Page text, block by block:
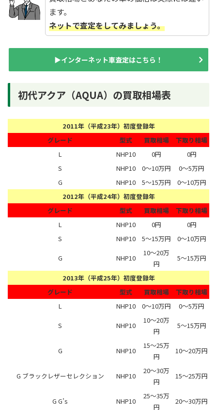
ます。
ネットで査定をしてみましょう。
▶インターネット車査定はこちら！
初代アクア（AQUA）の買取相場表
2011年（平成23年）初度登録年
グレード
型式 買取相場
下取り相場
L
NHP10 0円
0円
S
NHP10 0～10万円
0～5万円
G
NHP10 5～15万円
0～10万円
2012年（平成24年）初度登録年
グレード
型式 買取相場
下取り相場
L
NHP10 0円
0円
S
NHP10 5～15万円 0～10万円
G NHP10
10～20万
円
5～15万円
2013年（平成25年）初度登録年
グレード
型式 買取相場
下取り相場
L
NHP10 0～10万円 0～5万円
S NHP10
10～20万
円
5～15万円
G NHP10
15～25万
円
10～20万円
G ブラックレザーセレクション NHP10
20～30万
円
15～25万円
G G’s NHP10
25～35万
円
20～30万円